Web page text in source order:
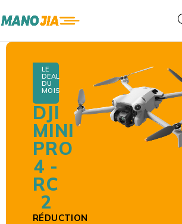
LE
DEAL
DU
MOIS
DJI
MINI
PRO
4 -
RC
2
RÉDUCTION